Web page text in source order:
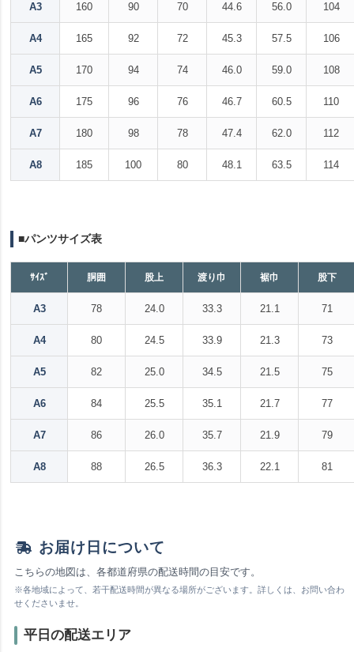
A3 160 90 70 44.6 56.0 104
A4 165 92 72 45.3 57.5 106
A5 170 94 74 46.0 59.0 108
A6 175 96 76 46.7 60.5 110
A7 180 98 78 47.4 62.0 112
A8 185 100 80 48.1 63.5 114
■パンツサイズ表
ｻｲｽﾞ 胴囲 股上 渡り巾 裾巾 股下
A3 78 24.0 33.3 21.1 71
A4 80 24.5 33.9 21.3 73
A5 82 25.0 34.5 21.5 75
A6 84 25.5 35.1 21.7 77
A7 86 26.0 35.7 21.9 79
A8 88 26.5 36.3 22.1 81
お届け日について
こちらの地図は、各都道府県の配送時間の目安です。
※各地域によって、若干配送時間が異なる場所がございます。詳しくは、お問い合わ
せくださいませ。
平日の配送エリア